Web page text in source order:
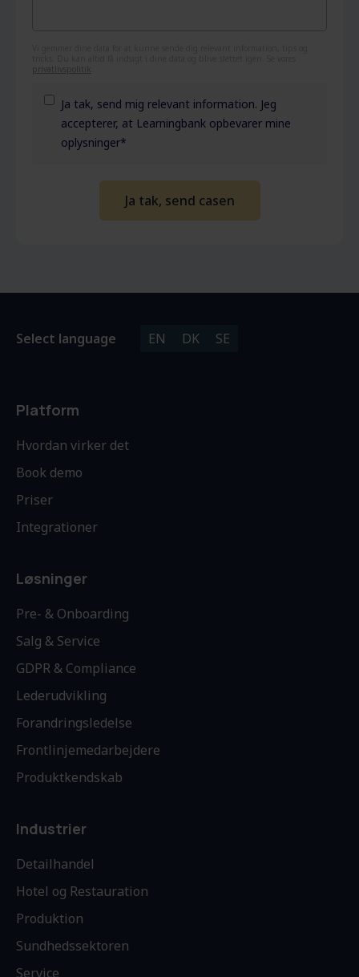
privatlivspolitik
Ja tak, send mig relevant information. Jeg
accepterer, at Learningbank opbevarer mine
oplysninger*
Select language EN DK SE
Platform
Hvordan virker det
Book demo
Priser
Integrationer
Løsninger
Pre- & Onboarding
Salg & Service
GDPR & Compliance
Lederudvikling
Forandringsledelse
Frontlinjemedarbejdere
Produktkendskab
Industrier
Detailhandel
Hotel og Restauration
Produktion
Sundhedssektoren
Service